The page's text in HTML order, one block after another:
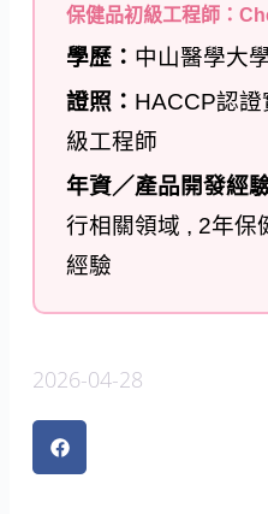
保健品初級工程師：
學歷： 中山醫學大
證照： HACCP認證
級工程師
年資／產品開發經
行相關領域 , 2年保
經驗
2026-04-28